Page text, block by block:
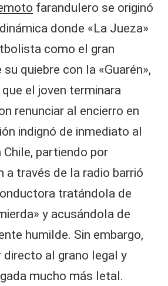
farandulero se originó
donde «La Jueza»
como el gran
quiebre con la «Guarén»,
el joven terminara
renunciar al encierro en
indignó de inmediato al
partiendo por
a través de la radio barrió
tratándola de
y acusándola de
humilde. Sin embargo,
al grano legal y
mucho más letal.